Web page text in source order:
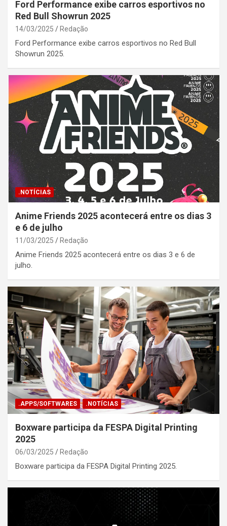
Ford Performance exibe carros esportivos no
Red Bull Showrun 2025
14/03/2025 Redação
Ford Performance exibe carros esportivos no Red Bull
Showrun 2025.
.NOTÍCIAS
Anime Friends 2025 acontecerá entre os dias 3
e 6 de julho
11/03/2025 Redação
Anime Friends 2025 acontecerá entre os dias 3 e 6 de
julho.
.APPS/SOFTWARES .NOTÍCIAS
Boxware participa da FESPA Digital Printing
2025
06/03/2025 Redação
Boxware participa da FESPA Digital Printing 2025.